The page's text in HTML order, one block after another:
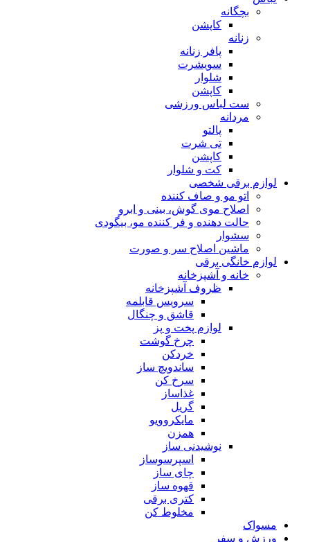
بچگانه
کاپشن
زنانه
پافر زنانه
سویشرت
شلوار
کاپشن
ست لباس ورزشی
مردانه
پالتو
تی شرت
کاپشن
کت و شلوار
لوازم برقی شخصی
اتو مو و صاف کننده
اصلاح موی گوش، بینی و ابرو
حالت دهنده و فر کننده مو، بیگودی
سشوار
ماشین اصلاح سر و صورت
لوازم خانگی برقی
خانه و آشپزخانه
ظروف آشپزخانه
سرویس قابلمه
قاشق و چنگال
لوازم پخت و پز
چرخ گوشت
خردکن
ساندویچ ساز
سرخ کن
غذاساز
گریل
مایکروویو
همزن
نوشیدنی ساز
اسپرسوساز
چای ساز
قهوه ساز
کتری برقی
مخلوط کن
مسواک
ورزش و سفر